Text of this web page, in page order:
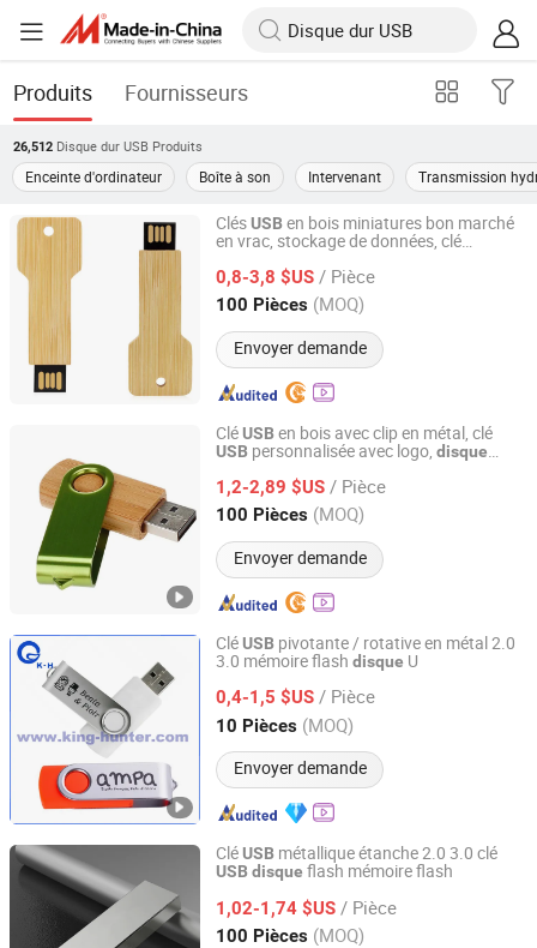
Produits Fournisseurs
26,512 Disque dur USB Produits
Enceinte d'ordinateur Boîte à son Intervenant Transmission
ClésUSBen bois miniatures bon marché
en vrac, stockage de données, clé
0,8-3,8 $US / Pièce
100 Pièces (MOQ)
Envoyer demande
ShenZhen BoWang DianZi YouXian GongSi
Guangdong, China Depuis 2026
CléUSBen bois avec clip en métal, clé
USB personnalisée avec logo, disque
1,2-2,89 $US / Pièce
100 Pièces (MOQ)
Envoyer demande
ULIKE DESIGN CO., LIMITED
Guangdong, China Depuis 2016
CléUSB pivotante / rotative en métal 2.0
3.0 mémoire flash disque U
0,4-1,5 $US / Pièce
10 Pièces (MOQ)
Envoyer demande
Shenzhen King-Hunter Technology Co., Ltd.
Guangdong, China Depuis 2012
CléUSB métallique étanche 2.0 3.0 clé
USBdisque flash mémoire flash
1,02-1,74 $US / Pièce
100 Pièces (MOQ)
ULIKE DESIGN CO., LIMITED
Guangdong, China Depuis 2016